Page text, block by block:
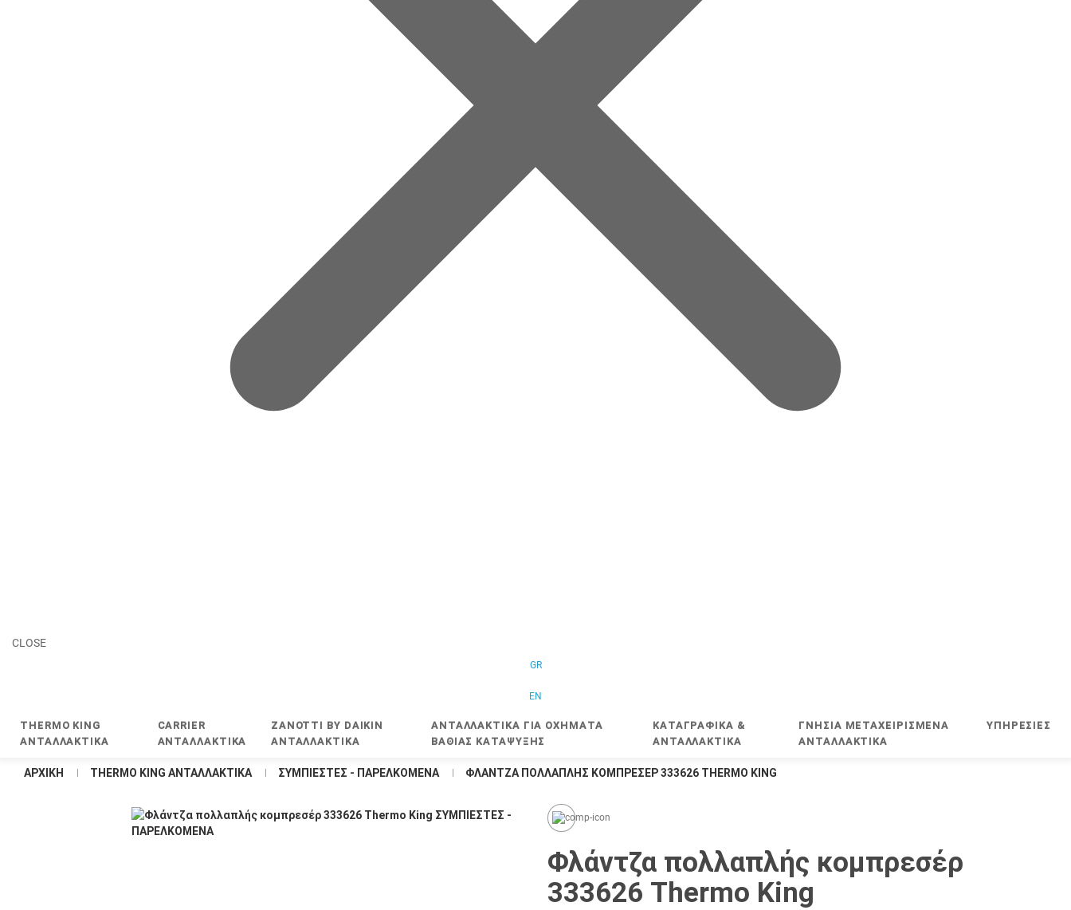
CLOSE
GR
EN
THERMO KING
ΑΝΤΑΛΛΑΚΤΙΚΑ
CARRIER
ΑΝΤΑΛΛΑΚΤΙΚΑ
ZANOTTI BY DAIKIN
ΑΝΤΑΛΛΑΚΤΙΚΑ
ΑΝΤΑΛΛΑΚΤΙΚΑ ΓΙΑ ΟΧΗΜΑΤΑ
ΒΑΘΙΑΣ ΚΑΤΑΨΥΞΗΣ
ΚΑΤΑΓΡΑΦΙΚΑ &
ΑΝΤΑΛΛΑΚΤΙΚΑ
ΓΝΗΣΙΑ ΜΕΤΑΧΕΙΡΙΣΜΕΝΑ
ΑΝΤΑΛΛΑΚΤΙΚΑ
ΥΠΗΡΕΣΊΕΣ
ΑΡΧΙΚΉ THERMO KING ΑΝΤΑΛΛΑΚΤΙΚΑ ΣΥΜΠΙΕΣΤΕΣ - ΠΑΡΕΛΚΟΜΕΝΑ ΦΛΆΝΤΖΑ ΠΟΛΛΑΠΛΉΣ ΚΟΜΠΡΕΣΈΡ 333626 THERMO KING
Φλάντζα πολλαπλής κομπρεσέρ
333626 Thermo King